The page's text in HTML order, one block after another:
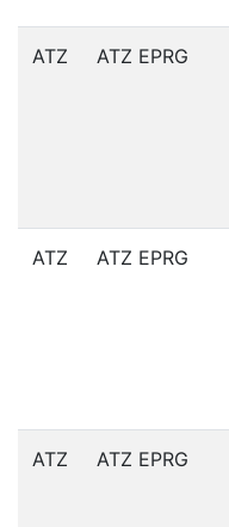
ATZ ATZ EPRG
ATZ ATZ EPRG
ATZ ATZ EPRG